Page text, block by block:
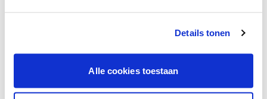
Details tonen
Alle cookies toestaan
Deze stijlen zijn misschien ook iets voor jou